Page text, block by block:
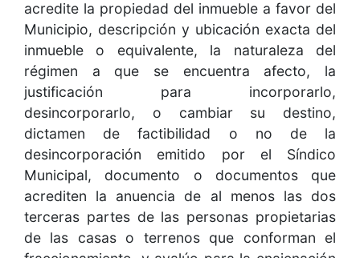
acredite la propiedad del inmueble a favor del
Municipio, descripción y ubicación exacta del
inmueble o equivalente, la naturaleza del
régimen a que se encuentra afecto, la
justificación para incorporarlo,
desincorporarlo, o cambiar su destino,
dictamen de factibilidad o no de la
desincorporación emitido por el Síndico
Municipal, documento o documentos que
acrediten la anuencia de al menos las dos
terceras partes de las personas propietarias
de las casas o terrenos que conforman el